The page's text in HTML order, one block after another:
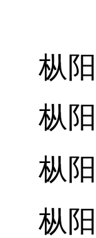
枞阳
枞阳
枞阳
枞阳